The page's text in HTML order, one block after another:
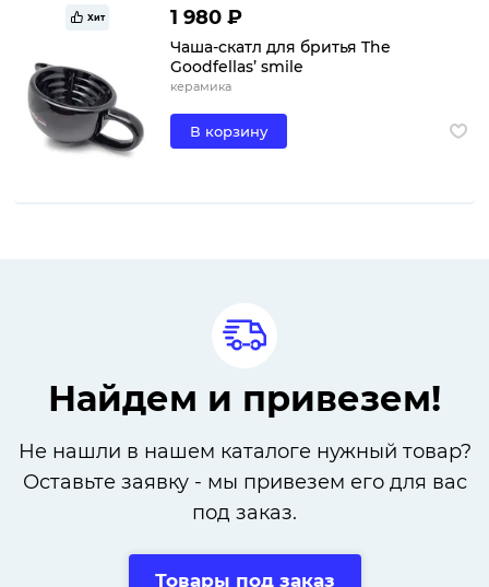
Хит 1 980 ₽
Чаша-скатл для бритья The
Goodfellas’ smile
керамика
В корзину
Найдем и привезем!
Не нашли в нашем каталоге нужный товар?
Оставьте заявку - мы привезем его для вас
под заказ.
Товары под заказ